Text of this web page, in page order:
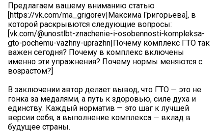
Предлагаем вашему вниманию статью
[https://vk.com/ma_grigorev|Максима Григорьева], в
которой раскрывются следующие вопросы:
[vk.com/@unostlbt-znachenie-i-osobennosti-kompleksa-
gto-pochemu-vazhny-uprazhn|Почему комплекс ГТО так
важен сегодня? Почему в комплекс включены
именно эти упражнения? Почему нормы меняются с
возрастом?]
В заключении автор делает вывод, что ГТО — это не
гонка за медалями, а путь к здоровью, силе духа и
единству. Каждый норматив — это шаг к лучшей
версии себя, а выполнение комплекса — вклад в
будущее страны.